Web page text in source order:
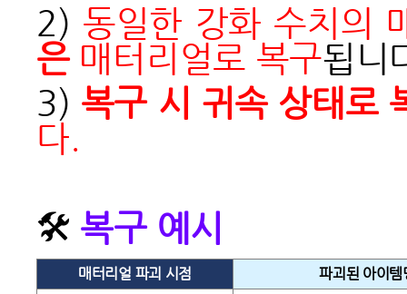
2) 동일한 강화 수치의
은매터리얼로 복구됩니
3) 복구 시 귀속 상태로
다.
🛠 복구 예시
매터리얼 파괴 시점
파괴된 아이템